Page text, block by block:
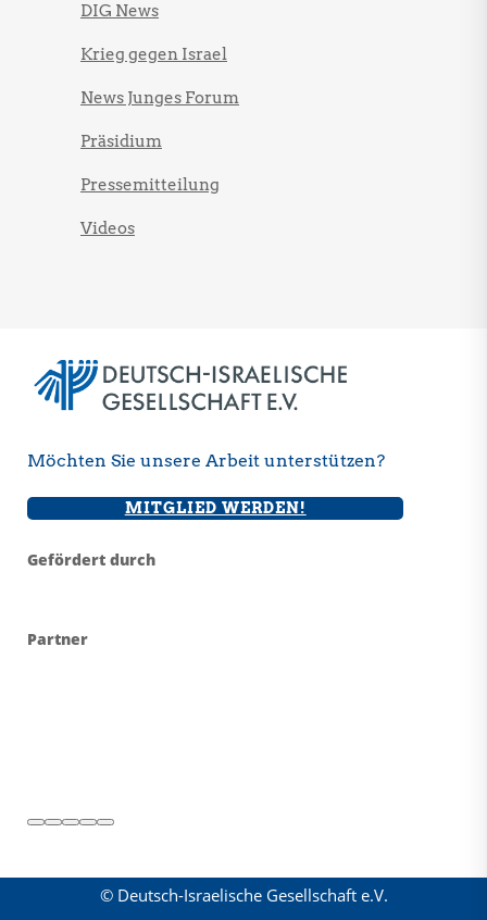
DIG News
Krieg gegen Israel
News Junges Forum
Präsidium
Pressemitteilung
Videos
Möchten Sie unsere Arbeit unterstützen?
MITGLIED WERDEN!
Gefördert durch
Partner
© Deutsch-Israelische Gesellschaft e.V.